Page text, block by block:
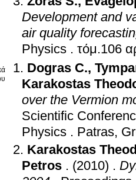
Development and
air quality
Physics .
Dogras C.,
Karakostas
over the Vermion
Scientific
Physics . Patras,
Karakostas
Petros . (2010) .